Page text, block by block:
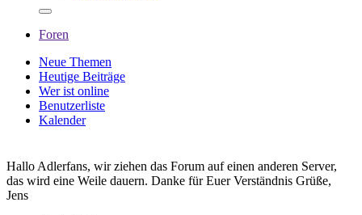
Foren
Neue Themen
Heutige Beiträge
Wer ist online
Benutzerliste
Kalender
Hallo Adlerfans, wir ziehen das Forum auf einen anderen Server,
das wird eine Weile dauern. Danke für Euer Verständnis Grüße,
Jens